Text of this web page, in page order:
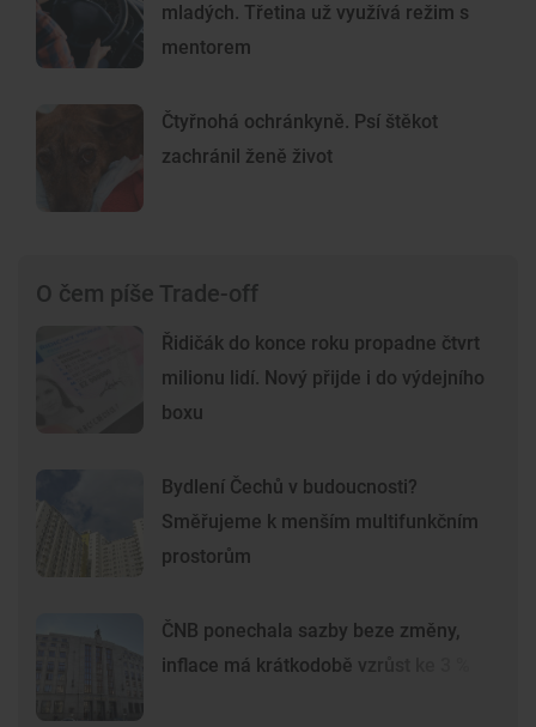
mladých. Třetina už využívá režim s
mentorem
Čtyřnohá ochránkyně. Psí štěkot
zachránil ženě život
O čem píše Trade-off
Řidičák do konce roku propadne čtvrt
milionu lidí. Nový přijde i do výdejního
boxu
Bydlení Čechů v budoucnosti?
Směřujeme k menším multifunkčním
prostorům
ČNB ponechala sazby beze změny,
inflace má krátkodobě vzrůst ke 3 %